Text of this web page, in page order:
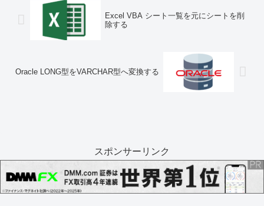
Excel VBA シート一覧を元にシートを削
除する
Oracle LONG型をVARCHAR型へ変換する
スポンサーリンク